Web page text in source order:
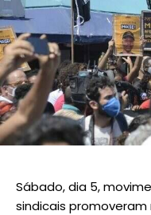
Sábado, dia 5,
sindicais